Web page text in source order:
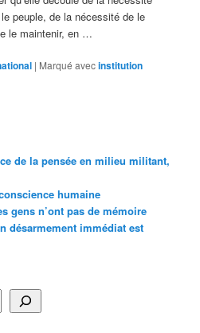
peuple, de la nécessité de le
le maintenir, en …
| Marqué avecinstitution
de la pensée en milieu militant,
humaine
gens n’ont pas de mémoire
désarmement immédiat est